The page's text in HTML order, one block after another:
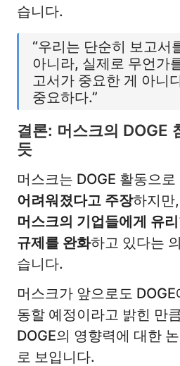
습니다.
“우리는 단순히 보고서
아니라, 실제로 무언가
고서가 중요한 게 아니
중요하다.”
결론: 머스크의 DOGE
듯
머스크는 DOGE 활동으로
어려워졌다고 주장하지만
머스크의 기업들에게 유
규제를 완화하고 있다는
습니다.
머스크가 앞으로도
동할 예정이라고 밝힌 만
DOGE의 영향력에 대한
로 보입니다.